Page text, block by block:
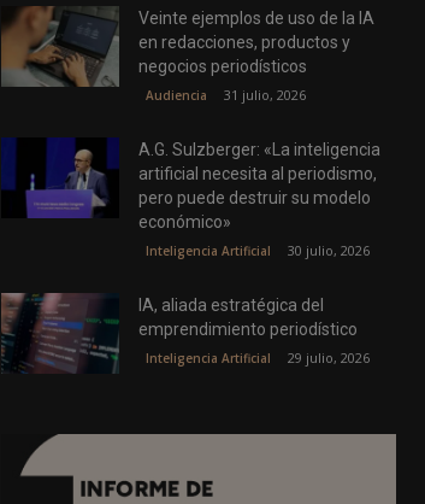
Veinte ejemplos de uso de la IA
en redacciones, productos y
negocios periodísticos
Audiencia 31 julio, 2026
A.G. Sulzberger: «La inteligencia
artificial necesita al periodismo,
pero puede destruir su modelo
económico»
Inteligencia Artificial 30 julio, 2026
IA, aliada estratégica del
emprendimiento periodístico
Inteligencia Artificial 29 julio, 2026